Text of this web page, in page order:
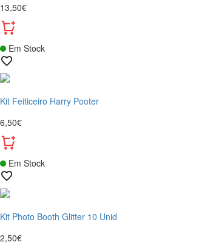
13,50€
Em Stock
Kit Feiticeiro Harry Pooter
6,50€
Em Stock
Kit Photo Booth Glitter 10 Unid
2,50€